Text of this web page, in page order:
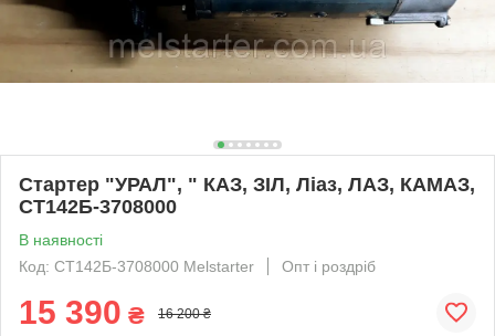
Стартер "УРАЛ", " КАЗ, ЗІЛ, Ліаз, ЛАЗ, КАМАЗ,
СТ142Б-3708000
В наявності
Код: СТ142Б-3708000 Melstarter
Опт і роздріб
15 390 ₴ 16 200 ₴